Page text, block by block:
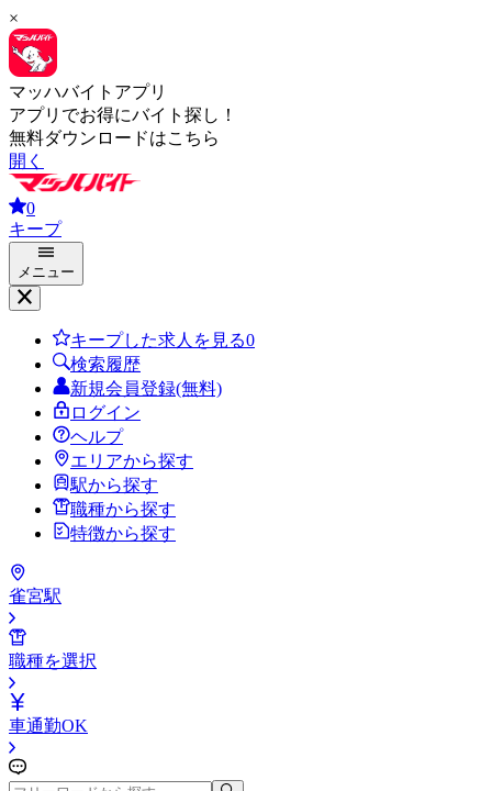
×
マッハバイトアプリ
アプリでお得にバイト探し！
無料ダウンロードはこちら
開く
0
キープ
メニュー
キープした求人を見る0
検索履歴
新規会員登録(無料)
ログイン
ヘルプ
エリアから探す
駅から探す
職種から探す
特徴から探す
雀宮駅
職種を選択
車通勤OK